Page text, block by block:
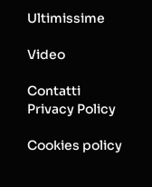
Ultimissime
Video
Contatti
Privacy Policy
Cookies policy